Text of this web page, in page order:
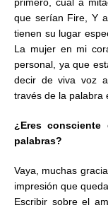
que serían Fire, Y
tienen su lugar
La mujer en mi
personal, ya que
decir de viva voz
través de la palabra
¿Eres
palabras?
Vaya, muchas
impresión que
Escribir sobre el